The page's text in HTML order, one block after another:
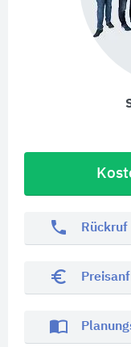
phone Rückruf
euro_symbol
import_contacts